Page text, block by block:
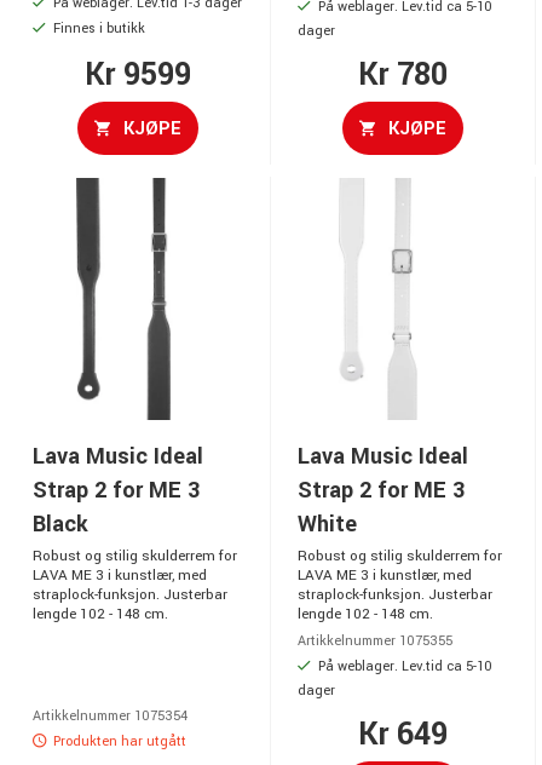
Finnes i butikk
Kr 9599
KJØPE
På weblager. Lev.tid ca 5-10
dager
Kr 780
KJØPE
Lava Music Ideal
Strap 2 for ME 3
Black
Robust og stilig skulderrem for
LAVA ME 3 i kunstlær, med
straplock-funksjon. Justerbar
lengde 102 - 148 cm.
Artikkelnummer 1075354
Produkten har utgått
Lava Music Ideal
Strap 2 for ME 3
White
Robust og stilig skulderrem for
LAVA ME 3 i kunstlær, med
straplock-funksjon. Justerbar
lengde 102 - 148 cm.
Artikkelnummer 1075355
På weblager. Lev.tid ca 5-10
dager
Kr 649